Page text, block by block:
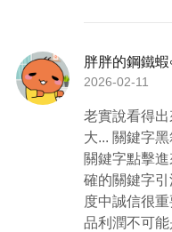
胖胖的鋼鐵
2026-02-11
老實說看得
大... 關鍵字
關鍵字點擊
確的關鍵字
度中誠信很
品利潤不可